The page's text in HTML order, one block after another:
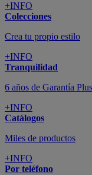
+INFO
Colecciones
Crea tu propio estilo
+INFO
Tranquilidad
6 años de Garantía Plus
+INFO
Catálogos
Miles de productos
+INFO
Por teléfono